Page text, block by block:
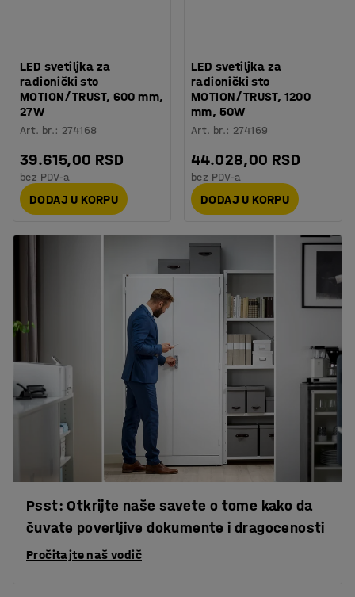
LED svetiljka za
radionički sto
MOTION/TRUST, 600 mm,
27W
Art. br.: 274168
39.615,00 RSD
bez PDV-a
DODAJ U KORPU
LED svetiljka za
radionički sto
MOTION/TRUST, 1200
mm, 50W
Art. br.: 274169
44.028,00 RSD
bez PDV-a
DODAJ U KORPU
Psst: Otkrijte naše savete o tome kako da
čuvate poverljive dokumente i dragocenosti
Pročitajte naš vodič